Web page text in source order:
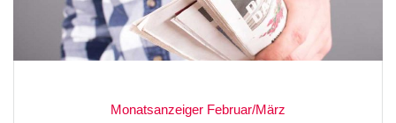
Monatsanzeiger Februar/März